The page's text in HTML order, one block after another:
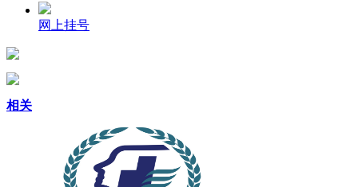
网上挂号
相关